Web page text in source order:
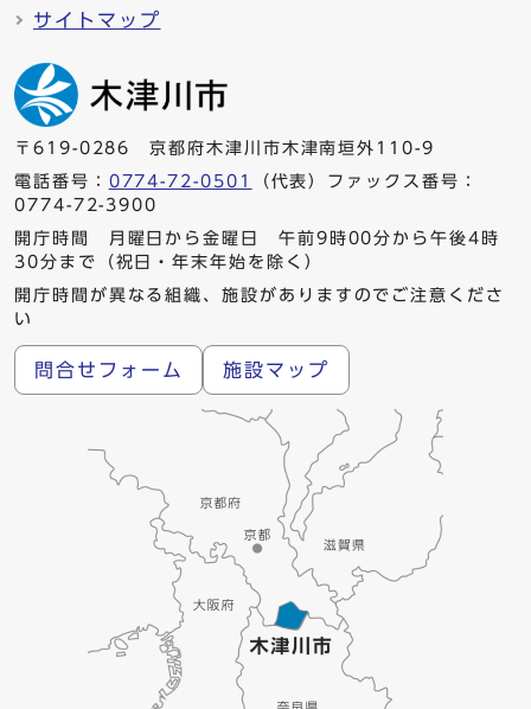
サイトマップ
〒619-0286 京都府木津川市木津南垣外110-9
電話番号： 0774-72-0501
（代表）ファックス番号：
0774-72-3900
開庁時間 月曜日から金曜日 午前9時00分から午後4時
30分まで（祝日・年末年始を除く）
開庁時間が異なる組織、施設がありますのでご注意くださ
い
問合せフォーム 施設マップ